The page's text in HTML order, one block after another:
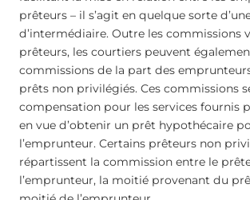
prêteurs – il s’agit en quelque sorte
d’intermédiaire. Outre les commissions
prêteurs, les courtiers peuvent
commissions de la part des
prêts non privilégiés. Ces commissions
compensation pour les services fournis
en vue d’obtenir un prêt hypothécaire
l’emprunteur. Certains prêteurs non
répartissent la commission entre le
l’emprunteur, la moitié provenant du